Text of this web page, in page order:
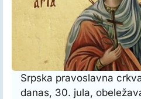
Srpska pravoslavna
danas, 30. jula,